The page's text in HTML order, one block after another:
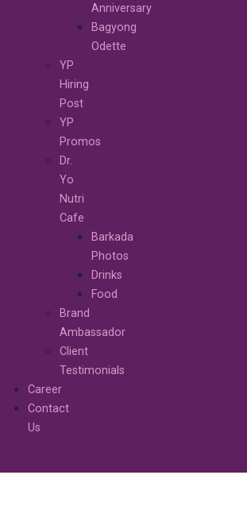
Anniversary
Bagyong
Odette
YP
Hiring
Post
YP
Promos
Dr.
Yo
Nutri
Cafe
Barkada
Photos
Drinks
Food
Brand
Ambassador
Client
Testimonials
Career
Contact
Us